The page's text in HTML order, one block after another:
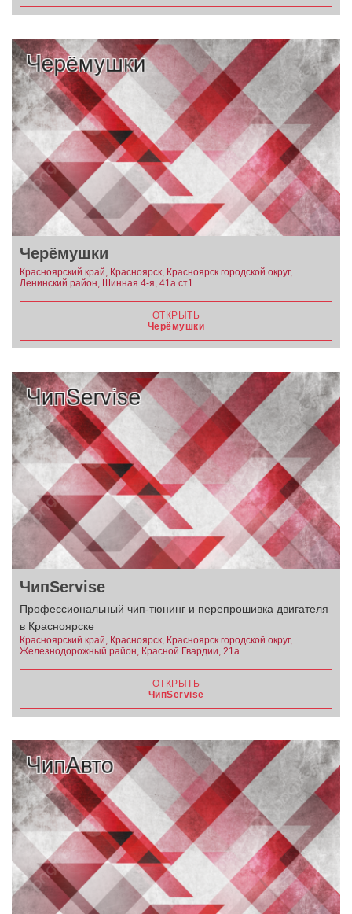
Черёмушки
Красноярский край, Красноярск, Красноярск городской округ,
Ленинский район, Шинная 4-я, 41а ст1
ОТКРЫТЬ
Черёмушки
ЧипServise
Профессиональный чип-тюнинг и перепрошивка двигателя
в Красноярске
Красноярский край, Красноярск, Красноярск городской округ,
Железнодорожный район, Красной Гвардии, 21а
ОТКРЫТЬ
ЧипServise